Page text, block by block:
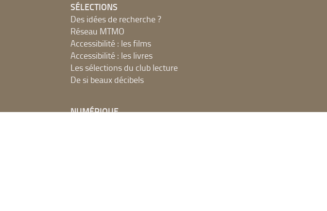
SÉLECTIONS
Des idées de recherche ?
Réseau MTMO
Accessibilité : les films
Accessibilité : les livres
Les sélections du club lecture
De si beaux décibels
NUMÉRIQUE